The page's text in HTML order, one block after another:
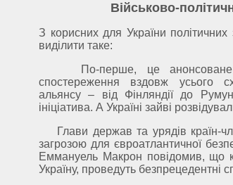
Військово-
З корисних для України
виділити таке:
По-перше, це анонсоване
спостереження вздовж усього
альянсу – від Фінляндії до
ініціатива. А Україні зайві
Глави держав та урядів країн-
загрозою для євроатлантичної
Еммануель Макрон повідомив, що
Україну, проведуть безпрецедентні